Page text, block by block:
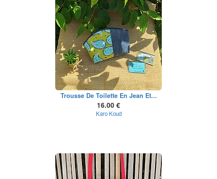
Trousse De Toilette En Jean Et...
16.00 €
Karo Koud